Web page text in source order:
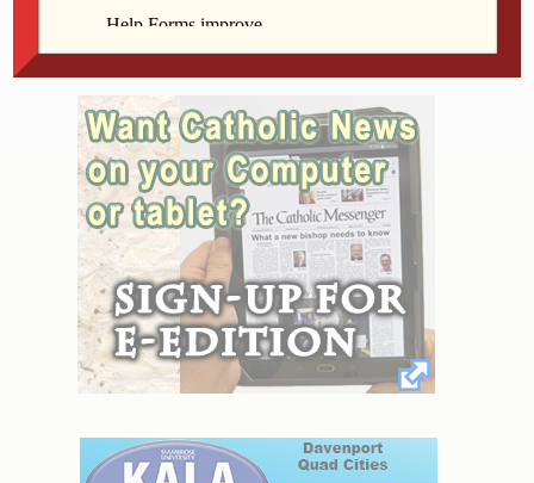
por familia. Llegue con una bolsa de dormir. Para